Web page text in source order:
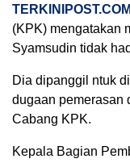
TERKINIPOST.COM
(KPK) mengatakan
Syamsudin tidak
Dia dipanggil ntuk
dugaan pemerasan
Cabang KPK.
Kepala Bagian